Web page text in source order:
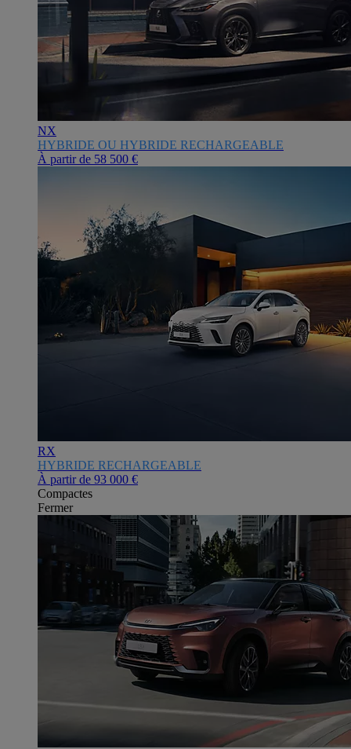
NX
HYBRIDE OU HYBRIDE RECHARGEABLE
À partir de 58 500 €
RX
HYBRIDE RECHARGEABLE
À partir de 93 000 €
Compactes
Fermer